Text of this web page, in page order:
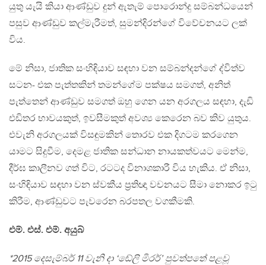
යුතු යැයි කියා ආණ්ඩුව දුන් ඇතැම් පොරොන්දු සම්බන්ධයෙන්
පසුව ආණ්ඩුව කල්මැරීමත්, සුමන්දිරන්ගේ විවේචනයට ලක්
විය.
මේ නිසා, ජාතික සංහිඳියාව සඳහා වන සම්බන්දන්ගේ ද්විත්ව
සටන- එක පැත්තකින් තමන්ගේම පක්ෂය සමගත්, අනිත්
පැත්තෙන් ආණ්ඩුව සමගත් ඔහු ගෙන යන අරගලය සඳහා, දැඩි
එඩිතර භාවයකුත්, ඉවසීමකුත් අවශ්‍ය කෙරෙන බව කිව යුතුය.
එවැනි අරගලයක් විසඳුමකින් තොරව එක දිගටම කරගෙන
යාමට සිදුවීම, දෙමළ ජාතික සන්ධාන නායකත්වයට මෙන්ම,
දීර්ඝ කාලීනව ගත් විට, රටටද විනාශකාරී විය හැකිය. ඒ නිසා,
සංහිඳියාව සඳහා වන ස්වකීය ප‍්‍රතිඥා වචනයට සීමා නොකර ඉටු
කිරීම, ආණ්ඩුවට පැවරෙන බරපතල වගකීමකි.
එම්. එස්. එම්. අයුබ්
*2015 දෙසැම්බර් 11 වැනි දා ‘ඬේලි මිරර්’ පුවත්පතේ පළවූ